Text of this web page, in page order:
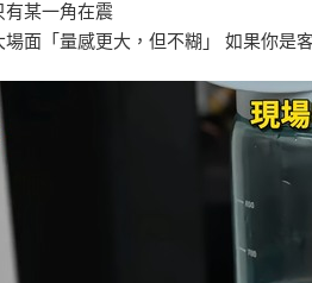
有某一角在震
場面「量感更大，但不糊」 如果你是